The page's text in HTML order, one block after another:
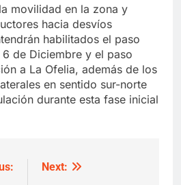
movilidad en la zona y
hacia desvíos
habilitados el paso
de Diciembre y el paso
a La Ofelia, además de los
en sentido sur-norte
durante esta fase inicial
Next: